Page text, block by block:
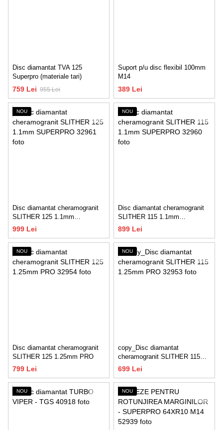
Disc diamantat TVA 125
Superpro (materiale tari)
759 Lei 955 Lei
Suport p/u disc flexibil 100mm
M14
389 Lei
NOU
Disc diamantat cheramogranit
SLITHER 125 1.1mm
SUPERPRO
999 Lei
NOU
Disc diamantat cheramogranit
SLITHER 115 1.1mm
SUPERPRO
899 Lei
NOU
Disc diamantat cheramogranit
SLITHER 125 1.25mm PRO
799 Lei
NOU
copy_Disc diamantat
cheramogranit SLITHER 115
1.25mm PRO
699 Lei
NOU NOU